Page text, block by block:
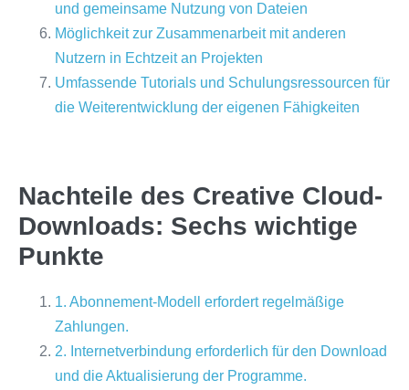
und gemeinsame Nutzung von Dateien
Möglichkeit zur Zusammenarbeit mit anderen
Nutzern in Echtzeit an Projekten
Umfassende Tutorials und Schulungsressourcen für
die Weiterentwicklung der eigenen Fähigkeiten
Nachteile des Creative Cloud-
Downloads: Sechs wichtige
Punkte
1. Abonnement-Modell erfordert regelmäßige
Zahlungen.
2. Internetverbindung erforderlich für den Download
und die Aktualisierung der Programme.